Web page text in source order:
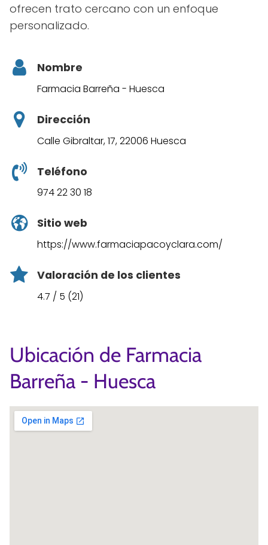
ofrecen trato cercano con un enfoque
personalizado.
Nombre
Farmacia Barreña - Huesca
Dirección
Calle Gibraltar, 17, 22006 Huesca
Teléfono
974 22 30 18
Sitio web
https://www.farmaciapacoyclara.com/
Valoración de los clientes
4.7 / 5 (21)
Ubicación de Farmacia
Barreña - Huesca